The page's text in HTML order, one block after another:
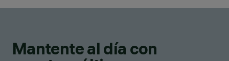
Mantente al día con